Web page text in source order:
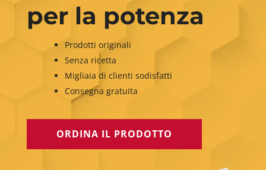
per la potenza
Prodotti originali
Senza ricetta
Migliaia di clienti sodisfatti
Consegna gratuita
ORDINA IL PRODOTTO